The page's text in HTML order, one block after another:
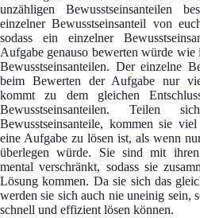
unzähligen Bewusstseinsanteilen
einzelner Bewusstseinsanteil von
sodass ein einzelner
Aufgabe genauso bewerten würde wie
Bewusstseinsanteilen. Der einzelne
beim Bewerten der Aufgabe nur
kommt zu dem gleichen
Bewusstseinsanteilen. Teilen
Bewusstseinsanteile, kommen sie
eine Aufgabe zu lösen ist, als wenn
überlegen würde. Sie sind mit ihren
mental verschränkt, sodass sie
Lösung kommen. Da sie sich das
werden sie sich auch nie uneinig sein,
schnell und effizient lösen können.